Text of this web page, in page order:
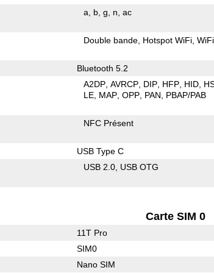
a b g n ac
Double bande Hotspot WiFi
Bluetooth 5.2
A2DP AVRCP DIP HFP HID
LE MAP OPP PAN PBAP/PAB
NFC Présent
USB Type C
USB 2.0 USB OTG
Carte SIM 0
11T Pro
SIM0
Nano SIM